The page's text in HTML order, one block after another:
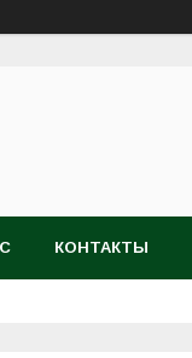
КОНТАКТЫ